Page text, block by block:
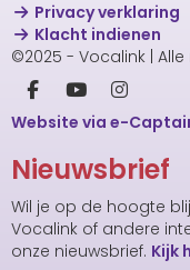
Privacy verklaring
Klacht indienen
©2025 - Vocalink |
Website via e-
Nieuwsbrief
Wil je op de hoogte
Vocalink of andere
onze nieuwsbrief. Kijk